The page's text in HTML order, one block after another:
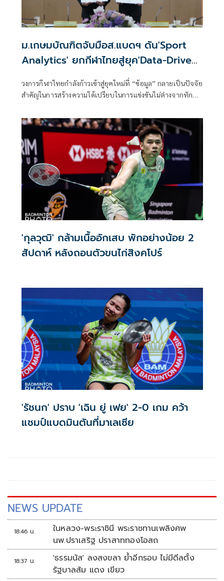
ม.เกษมบัณฑิตจับมือส.แบดฯ ดัน'Sport
Analytics' ยกกีฬาไทยสู่ยุค'Data-Driven
วงการกีฬาไทยกำลังก้าวเข้าสู่ยุคใหม่ที่ “ข้อมูล” กลายเป็นปัจจัย
สำคัญในการสร้างความได้เปรียบในการแข่งขันไม่ต่างจากทักษะ
มิถุนายน 2569 ที่ผ่านมา คณะวิทยาศาสตร์การกีฬา
มหาวิทยาลัยเกษมบัณฑิต ได้ลงนามบันทึกข้อตกลงความร่วมมือ
ทางวิชาการ (MOU) กับสมาคมกีฬาแบดมินตันแห่ง
ประเทศไทย ในพระบรมราชูปถัมภ์ เพื่อร่วมกันพัฒนางานวิจัย
การเรียนการสอน และนวัตกรรมด้านวิทยาศาสตร์การกีฬาและ
Sport Analytics
'กุลวุฒิ' กล้ามเนื้ออักเสบ พักอย่างน้อย 2
สัปดาห์ หลังถอนตัวขนไก่สิงคโปร์
'รัชนก' ปราบ 'เฉิน ยู่ เฟย' 2-0 เกม คว้า
แชมป์แบดมินตันที่มาเลเซีย
NEWS UPDATE
18:46 น.
ในหลวง-พระราชินี พระราชทานเพลิงศพ
นพ.ปราเสริฐ ปราสาททองโอสถ
18:37 น.
'ธรรมนัส' ลงสงขลา ย้ำอีกรอบ ไม่มีดีลตั้ง
รัฐบาลส้ม แดง เขียว